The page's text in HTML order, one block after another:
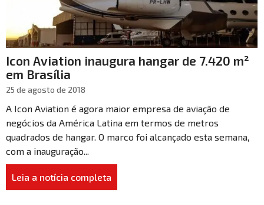
Icon Aviation inaugura hangar de 7.420 m²
em Brasília
25 de agosto de 2018
A Icon Aviation é agora maior empresa de aviação de
negócios da América Latina em termos de metros
quadrados de hangar. O marco foi alcançado esta semana,
com a inauguração...
Leia a notícia completa